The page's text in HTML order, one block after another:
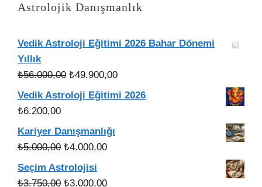
Astrolojik Danışmanlık
Vedik Astroloji Eğitimi 2026 Bahar Dönemi
Yıllık
₺56.000,00 Orijinal
fiyat:
₺49.900,00Şu
andaki
Vedik Astroloji Eğitimi 2026
₺6.200,00
Kariyer Danışmanlığı
₺5.000,00 Orijinal
fiyat:
₺5.000,00.
₺4.000,00Şu
fiyat:
Seçim Astrolojisi
₺3.750,00 Orijinal
₺3.000,00Şu